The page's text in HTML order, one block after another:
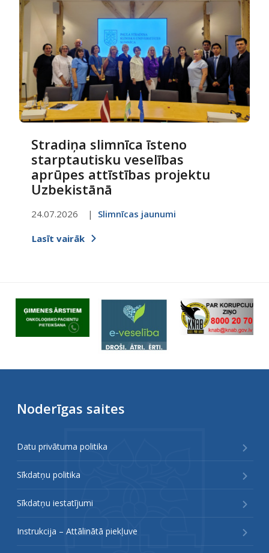
Stradiņa slimnīca īsteno
starptautisku veselības
aprūpes attīstības projektu
Uzbekistānā
24.07.2026 Slimnīcas jaunumi
Lasīt vairāk
Noderīgas saites
Datu privātuma politika
Sīkdatņu politika
Sīkdatņu iestatījumi
Instrukcija – Attālinātā piekļuve